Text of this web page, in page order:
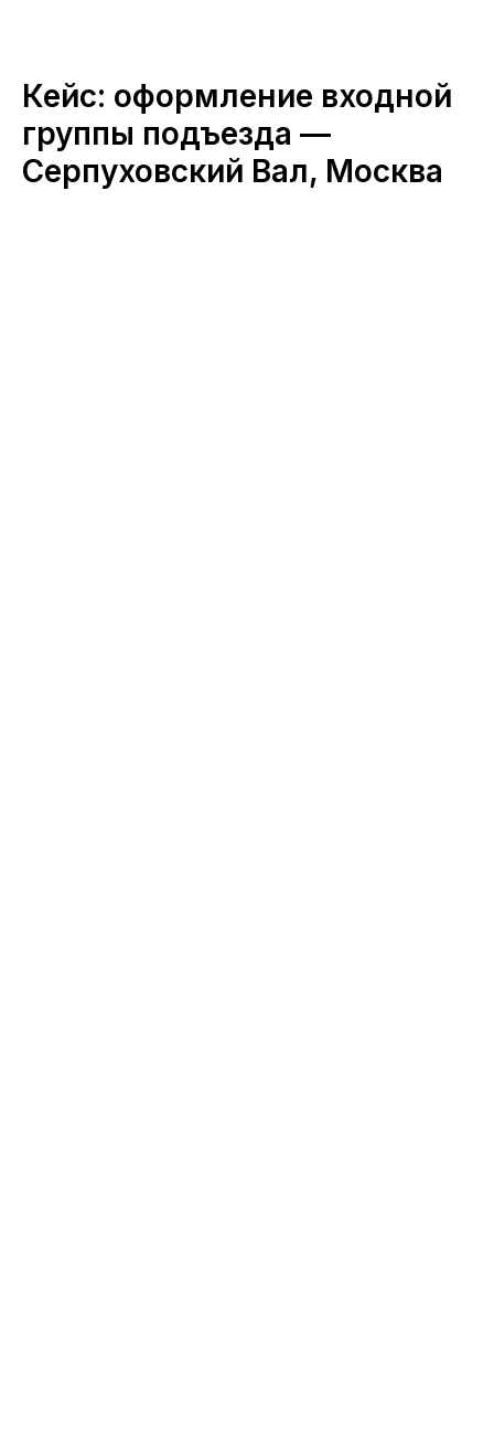
Кейс: оформление входной
группы подъезда —
Серпуховский Вал, Москва